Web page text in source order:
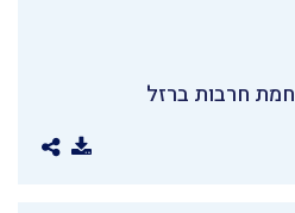
חרבות ברזל